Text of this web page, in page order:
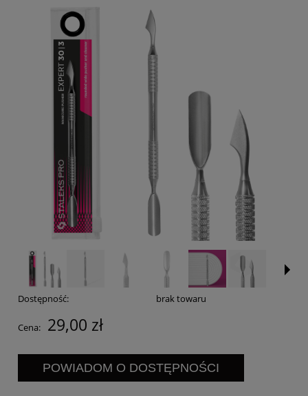
Dostępność: brak towaru
Cena: 29,00 zł
POWIADOM O DOSTĘPNOŚCI